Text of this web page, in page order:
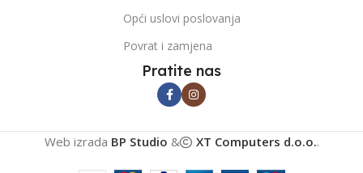
Opći uslovi poslovanja
Povrat i zamjena
Pratite nas
Web izrada BP Studio & XT Computers d.o.o..